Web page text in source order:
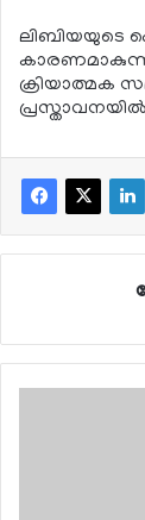
ലിബിയയുടെ
ക്രിയാത്മക
പ്രസ്താവനയില്‍